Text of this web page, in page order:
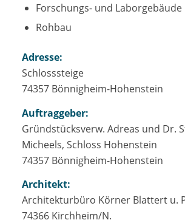
Forschungs- und Laborgebäude
Rohbau
Adresse:
Schlosssteige
74357 Bönnigheim-Hohenstein
Auftraggeber:
Gründstücksverw. Adreas und Dr.
Micheels, Schloss Hohenstein
74357 Bönnigheim-Hohenstein
Architekt:
Architekturbüro Körner Blattert u.
74366 Kirchheim/N.